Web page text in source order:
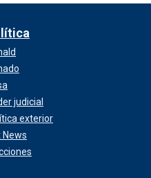
judicial
exterior
News